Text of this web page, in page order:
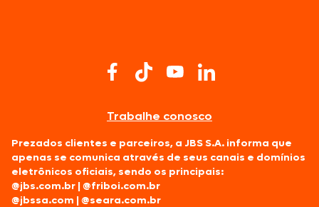
Trabalhe conosco
Prezados clientes e parceiros, a JBS S.A. informa que
apenas se comunica através de seus canais e domínios
eletrônicos oficiais, sendo os principais:
@jbs.com.br |@friboi.com.br
@jbssa.com |@seara.com.br